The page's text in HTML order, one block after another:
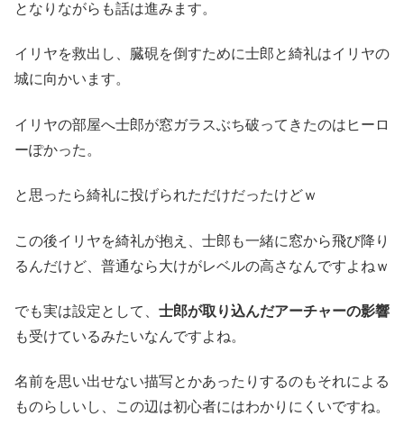
となりながらも話は進みます。
イリヤを救出し、臓硯を倒すために士郎と綺礼はイリヤの
城に向かいます。
イリヤの部屋へ士郎が窓ガラスぶち破ってきたのはヒーロ
ーぽかった。
と思ったら綺礼に投げられただけだったけどｗ
この後イリヤを綺礼が抱え、士郎も一緒に窓から飛び降り
るんだけど、普通なら大けがレベルの高さなんですよねｗ
でも実は設定として、 士郎が取り込んだアーチャーの影響
も受けているみたいなんですよね。
名前を思い出せない描写とかあったりするのもそれによる
ものらしいし、この辺は初心者にはわかりにくいですね。